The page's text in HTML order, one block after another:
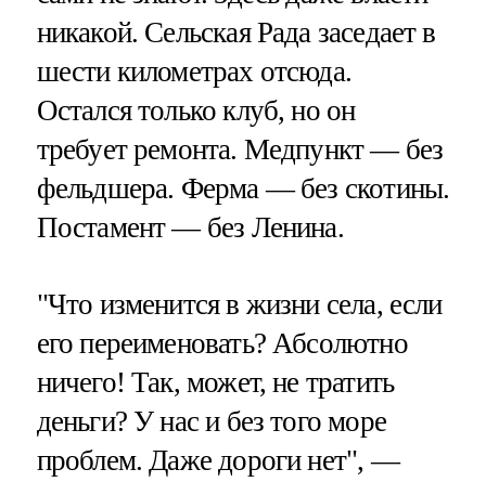
никакой. Сельская Рада заседает в
шести километрах отсюда.
Остался только клуб, но он
требует ремонта. Медпункт — без
фельдшера. Ферма — без скотины.
Постамент — без Ленина.
"Что изменится в жизни села, если
его переименовать? Абсолютно
ничего! Так, может, не тратить
деньги? У нас и без того море
проблем. Даже дороги нет", —